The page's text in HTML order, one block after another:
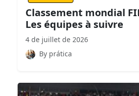
Classement mondial
Les équipes à suivre
4 de juillet de 2026
By prática